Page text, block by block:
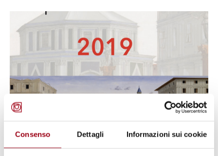
Consenso Dettagli Informazioni sui cookie
© Marsilio
DIRITTI UMANI